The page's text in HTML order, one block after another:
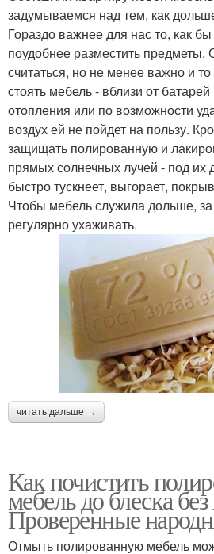
задумываемся над тем, как
Гораздо важнее для нас то, как
поудобнее разместить предметы.
считаться, но не менее важно и
стоять мебель - вблизи от
отопления или по возможности
воздух ей не пойдет на пользу.
защищать полированную и
прямых солнечных лучей - под их
быстро тускнеет, выгорает,
Чтобы мебель служила дольше,
регулярно ухаживать.
читать дальше →
Как почистить
мебель до блеска
Проверенные
Отмыть полированную мебель